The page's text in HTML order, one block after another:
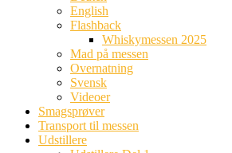
English
Flashback
Whiskymessen 2025
Mad på messen
Overnatning
Svensk
Videoer
Smagsprøver
Transport til messen
Udstillere